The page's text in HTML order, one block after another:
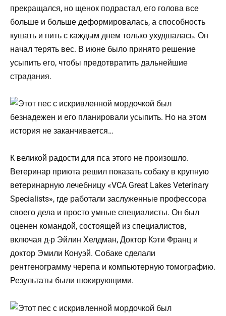
прекращался, но щенок подрастал, его голова все
больше и больше деформировалась, а способность
кушать и пить с каждым днем только ухудшалась. Он
начал терять вес. В июне было принято решение
усыпить его, чтобы предотвратить дальнейшие
страдания.
К великой радости для пса этого не произошло.
Ветеринар приюта решил показать собаку в крупную
ветеринарную лечебницу «VCA Great Lakes Veterinary
Specialists», где работали заслуженные профессора
своего дела и просто умные специалисты. Он был
оценен командой, состоящей из специалистов,
включая д-р Эйлин Хелдман, Доктор Кэти Франц и
доктор Эмили Конуэй. Собаке сделали
рентгенограмму черепа и компьютерную томографию.
Результаты были шокирующими.